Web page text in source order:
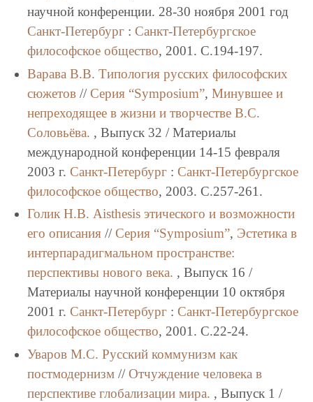
научной конференции. 28-30 ноября 2001 год
Санкт-Петербург: Санкт-Петербургское
философское общество, 2001. C.194-197.
Варава В.В. Типология русских философских
сюжетов// Серия “Symposium”, Минувшее и
непреходящее в жизни и творчестве В.С.
Соловьёва. , Выпуск 32 / Материалы
международной конференции 14-15 февраля
2003 г. Санкт-Петербург: Санкт-Петербургское
философское общество, 2003. C.257-261.
Голик Н.В. Aisthesis этического и возможности
его описания// Серия “Symposium”, Эстетика в
интерпарадигмальном пространстве:
перспективы нового века. , Выпуск 16 /
Материалы научной конференции 10 октября
2001 г. Санкт-Петербург: Санкт-Петербургское
философское общество, 2001. C.22-24.
Уваров М.С. Русский коммунизм как
постмодернизм// Отчуждение человека в
перспективе глобализации мира. , Выпуск 1 /